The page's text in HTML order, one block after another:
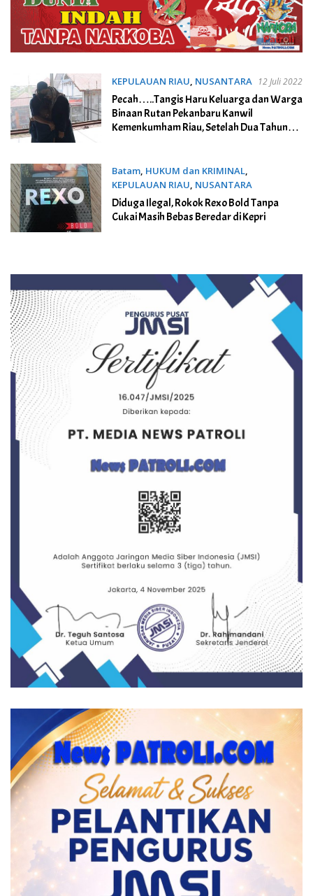
KEPULAUAN RIAU, NUSANTARA 12 Juli 2022
Pecah…..Tangis Haru Keluarga dan Warga
Binaan Rutan Pekanbaru Kanwil
Kemenkumham Riau, Setelah Dua Tahun
Batam, HUKUM dan KRIMINAL,
KEPULAUAN RIAU, NUSANTARA
15 Juni 2022
Diduga Ilegal, Rokok Rexo Bold Tanpa
Cukai Masih Bebas Beredar di Kepri